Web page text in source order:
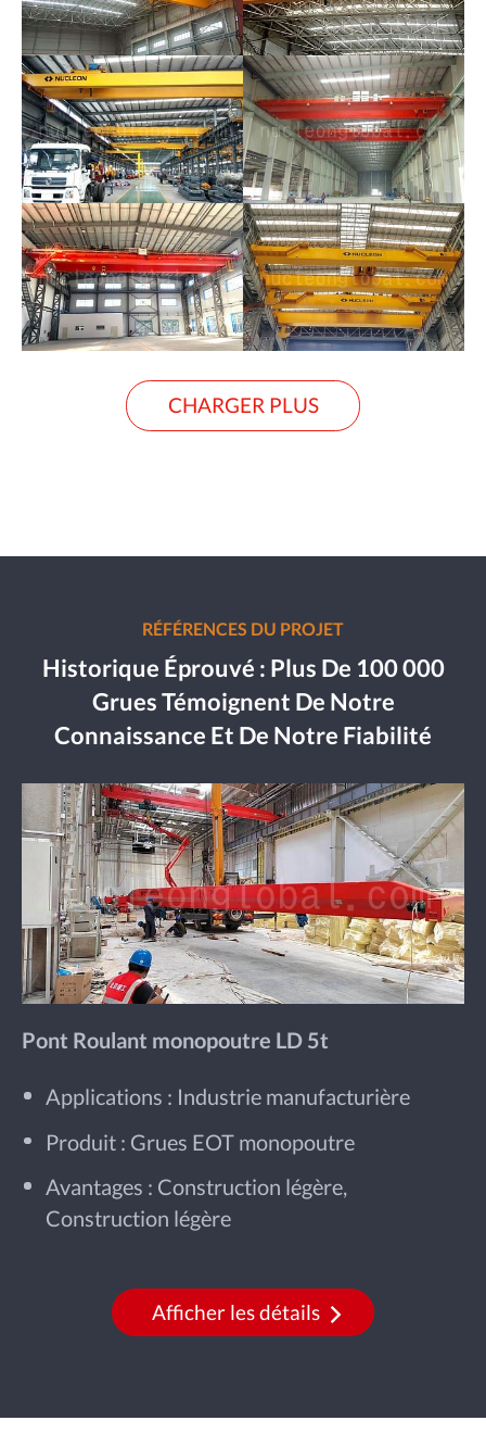
CHARGER PLUS
RÉFÉRENCES DU PROJET
Historique Éprouvé : Plus De 100 000
Grues Témoignent De Notre
Connaissance Et De Notre Fiabilité
Pont Roulant monopoutre LD 5t
Applications : Industrie manufacturière
Produit : Grues EOT monopoutre
Avantages : Construction légère,
Construction légère
Afficher les détails